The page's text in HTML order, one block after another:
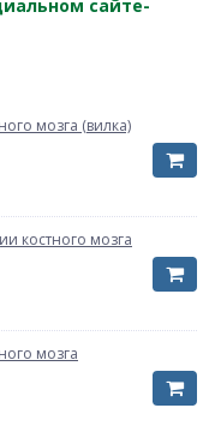
сайте-
мозга (вилка)
костного мозга
мозга